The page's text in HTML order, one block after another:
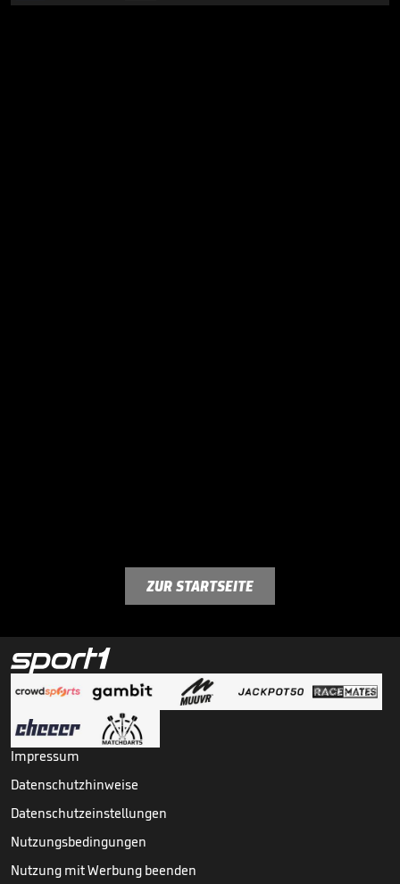
ZUR STARTSEITE
Impressum
Datenschutzhinweise
Datenschutzeinstellungen
Nutzungsbedingungen
Nutzung mit Werbung beenden